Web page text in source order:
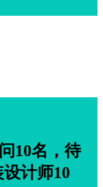
10名，待
计师10